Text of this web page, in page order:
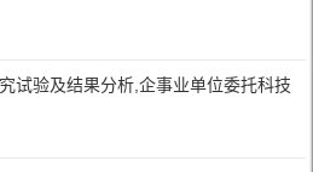
试验及结果分析,企事业单位委托科技